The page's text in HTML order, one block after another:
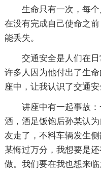
生命只有一次，每
在没有完成自己使命之
能丢失。
交通安全是人们在
许多人因为他付出了生
座中，让我认识了交通安
讲座中有一起事故
酒，酒足饭饱后孙某认
友走了，不料车辆发生
某悔过万分，我想要是
做。我们要在我也想来